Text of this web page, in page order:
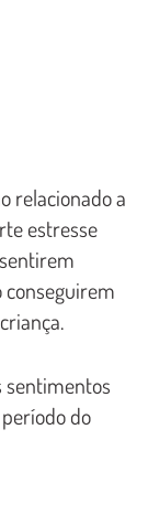
relacionado a
estresse
conseguirem
sentimentos
do